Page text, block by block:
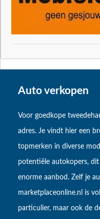
Auto verkopen
Voor goedkope
adres. Je vindt hier een
topmerken in diverse
potentiële autokopers,
enorme aanbod. Zelf je
marketplaceonline.nl is
particulier, maar ook de